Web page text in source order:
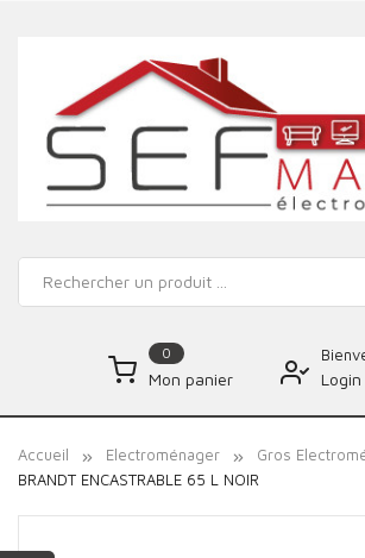
0
Mon panier Login
Accueil Electroménager Gros
BRANDT ENCASTRABLE 65 L NOIR